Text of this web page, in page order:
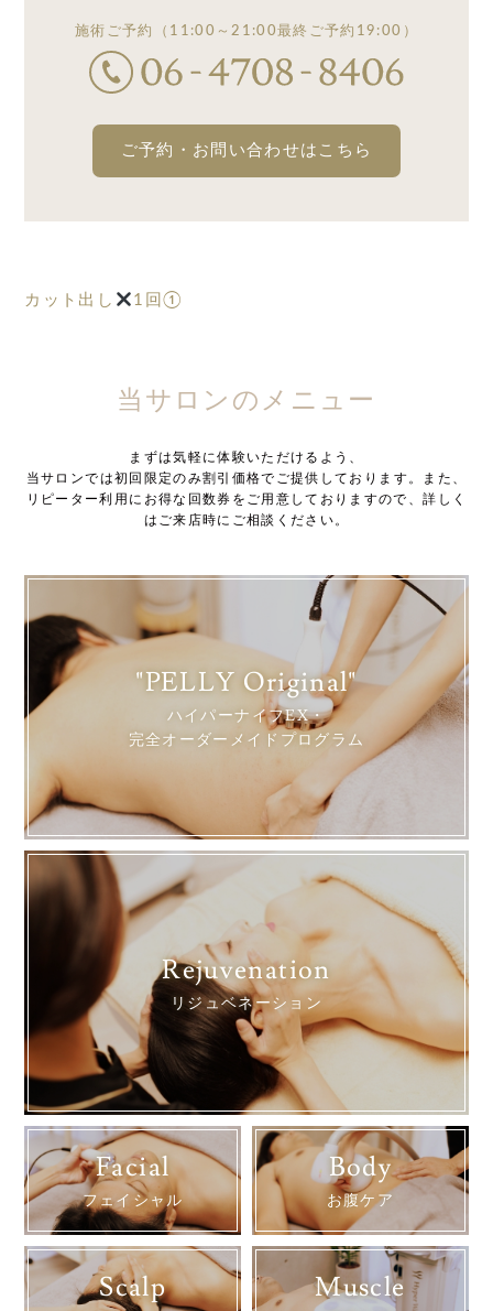
施術ご予約 （11:00～21:00最終ご予約19:00）
ご予約・お問い合わせはこちら
カット出し 1回①
当サロンのメニュー
まずは気軽に体験いただけるよう、
当サロンでは初回限定のみ割引価格でご提供しております。また、
リピーター利用にお得な回数券をご用意しておりますので、詳しく
はご来店時にご相談ください。
"PELLY Original"
ハイパーナイフEX・
完全オーダーメイドプログラム
Rejuvenation
リジュベネーション
Facial
フェイシャル
Body
お腹ケア
Scalp Muscle